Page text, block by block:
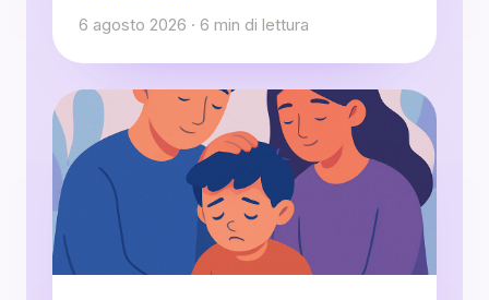
6 agosto 2026 · 6 min di lettura